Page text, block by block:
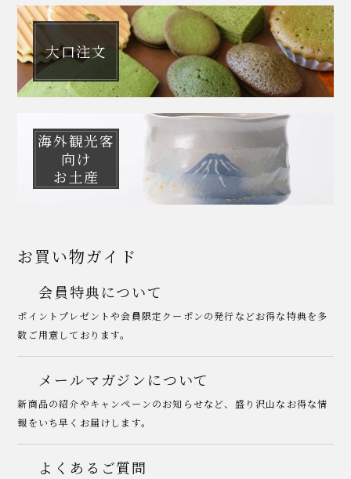
大口注文
海外観光客
向け
お土産
お買い物ガイド
会員特典について
ポイントプレゼントや会員限定クーポンの発行などお得な特典を多
数ご用意しております。
メールマガジンについて
新商品の紹介やキャンペーンのお知らせなど、盛り沢山なお得な情
報をいち早くお届けします。
よくあるご質問